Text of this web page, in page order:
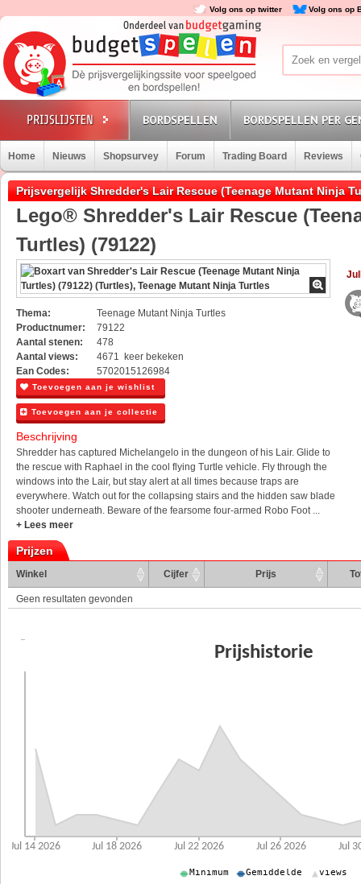
Volg ons op twitter Volg ons op
BORDSPELLEN BORDSPELLEN PER
Home Nieuws Shopsurvey Forum Trading Board Reviews
Prijsvergelijk Shredder's Lair Rescue (Teenage Mutant Ninja
Lego® Shredder's Lair Rescue
Turtles) (79122)
Thema:
Teenage Mutant Ninja Turtles
Productnumer:
79122
Aantal stenen:
478
Aantal views:
4671 keer bekeken
Ean Codes:
5702015126984
Toevoegen aan je wishlist
Toevoegen aan je collectie
Beschrijving
Shredder has captured Michelangelo in the dungeon of his Lair. Glide to
the rescue with Raphael in the cool flying Turtle vehicle. Fly through the
windows into the Lair, but stay alert at all times because traps are
everywhere. Watch out for the collapsing stairs and the hidden saw blade
shooter underneath. Beware of the fearsome four-armed Robo Foot ...
+ Lees meer
Prijzen
Winkel Cijfer Prijs
Geen resultaten gevonden